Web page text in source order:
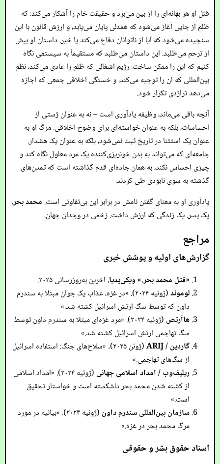
قتل او هر بهانه‌ای را از بین می‌برد و حقیقت خام را آشکار می‌کند: که
ظلم از جایی آغاز می‌شود که همدلی پایان می‌یابد، و ارزش قانون با این
سنجیده می‌شود که آیا از ناتوانان دفاع می‌کند یا خیر. داستان او بیش
از ترحم می‌طلبد. این داستان می‌طلبد که مستقیماً به سیستمی نگاه
کنیم که این را ممکن ساخت: رژیم اشغالی که ظلم را عادی می‌کند، نظم
بین‌المللی که آن را توجیه می‌کند، و خستگی اخلاقی جمعی که اجازه
می‌دهد تراژدی تکرار شود.
آنچه باقی می‌ماند، وظیفه یادآوری است – نه به عنوان ژستی از
احساسات، بلکه به عنوان خواسته‌ای برای وضوح اخلاقی. مرگ او به
عنوان یک استثنا در تاریخ ثبت نمی‌شود، بلکه به عنوان یک هشدار.
جامعه‌ای که می‌تواند به بدن خونریزی‌کننده یک مرد معلول نگاه کند و
چیزی احساس نکند، به همان جاده‌ای قدم گذاشته است که تمدن‌های
گذشته به سوی نابودی طی کردند.
یادآوری او به معنای گفتن نامش در برابر این بی‌تفاوتی است. محمد بحر.
یک پسر. یک زندگی که ارزش داشت. زخمی در وجدان جهان.
مراجع
گزارش‌های اولیه و پوشش خبری
«قتل محمد بحر.» ویکی‌پدیا، آخرین به‌روزرسانی ۲۰۲۵.
لوموند
(ژوئیه ۲۰۲۴). «در غزه، عذاب یک جوان مبتلا به سندرم
داون که توسط سگ ارتش اسرائیل کشته شد.»
هاآرتص
(ژوئیه ۲۰۲۴). «مرد غزه‌ای مبتلا به سندرم داون توسط
سگ تهاجمی ارتش اسرائیل کشته شد.»
گاردین / ARIJ
(ژوئن ۲۰۲۵). «سلاح‌های جنگ: استفاده اسرائیل
از سگ‌های تهاجمی.»
ریلیف‌وب / امداد اسلامی جهانی
(ژوئیه ۲۰۲۴). «امداد اسلامی
از کشته شدن محمد بحر دلشکسته است و خواستار تحقیق
است.»
سازمان بین‌المللی سندرم داون
(ژوئیه ۲۰۲۴). «بیانیه در مورد
مرگ محمد بحر در غزه.»
اسناد حقوق بشر و حقوقی